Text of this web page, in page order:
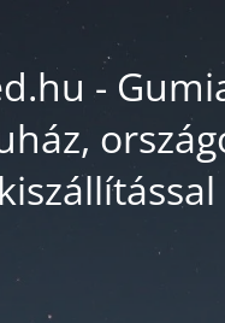
-
kiszállítással